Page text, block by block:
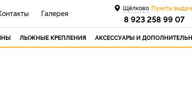
Щёлково Пункты
8 923 258 99 07
Галерея
ЛЫЖНЫЕ КРЕПЛЕНИЯ АКСЕССУАРЫ И